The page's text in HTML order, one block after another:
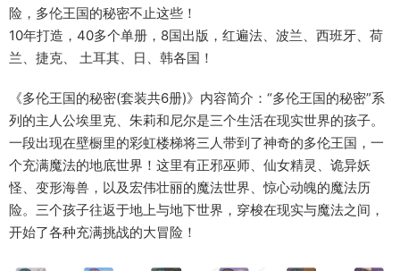
险，多伦王国的秘密不止这些！
10年打造，40多个单册，8国出版，红遍法、波兰、西班牙、荷
兰、捷克、 土耳其、日、韩各国！
《多伦王国的秘密(套装共6册)》内容简介：“多伦王国的秘密”系
列的主人公埃里克、朱莉和尼尔是三个生活在现实世界的孩子。
一段出现在壁橱里的彩虹楼梯将三人带到了神奇的多伦王国，一
个充满魔法的地底世界！这里有正邪巫师、仙女精灵、诡异妖
怪、变形海兽，以及宏伟壮丽的魔法世界、惊心动魄的魔法历
险。三个孩子往返于地上与地下世界，穿梭在现实与魔法之间，
开始了各种充满挑战的大冒险！